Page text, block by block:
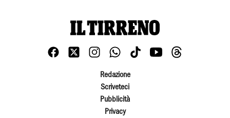
Redazione
Scriveteci
Pubblicità
Privacy